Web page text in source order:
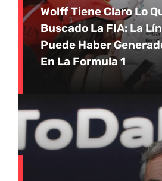
Wolff Tiene Claro Lo
Buscado La FIA: La
Puede Haber
En La Formula 1